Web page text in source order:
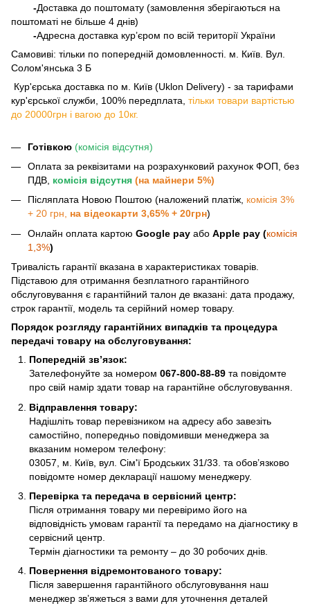
-Доставка до поштомату (замовлення зберігаються на
поштоматі не більше 4 днів)
-Адресна доставка кур’єром по всій території України
Самовиві: тільки по попередній домовленності. м. Київ. Вул.
Солом'янська 3 Б
​​​​​​ Кур'єрська доставка по м. Київ (Uklon Delivery) - за тарифами
кур'єрської служби, 100% передплата, тільки товари вартістью
до 20000грн і вагою до 10кг.
Готівкою (комісія відсутня)
Оплата за реквізитами на розрахунковий рахунок ФОП, без
ПДВ, комісія відсутня (на майнери 5%)
Післяплата Новою Поштою (наложений платіж, комісія 3%
+ 20 грн, на відеокарти 3,65% + 20грн)
Онлайн оплата картою Google pay або Apple pay (комісія
1,3%)
Тривалість гарантії вказана в характеристиках товарів.
Підставою для отримання безплатного гарантійного
обслуговування є гарантійний талон де вказані: дата продажу,
строк гарантії, модель та серійний номер товару.
Порядок розгляду гарантійних випадків та процедура
передачі товару на обслуговування:
Попередній зв’язок:
Зателефонуйте за номером 067-800-88-89 та повідомте
про свій намір здати товар на гарантійне обслуговування.
Відправлення товару:
Надішліть товар перевізником на адресу або завезіть
самостійно, попередньо повідомивши менеджера за
вказаним номером телефону:
03057, м. Київ, вул. Сім'ї Бродських 31/33. та обов’язково
повідомте номер декларації нашому менеджеру.
Перевірка та передача в сервісний центр:
Після отримання товару ми перевіримо його на
відповідність умовам гарантії та передамо на діагностику в
сервісний центр.
Термін діагностики та ремонту – до 30 робочих днів.
Повернення відремонтованого товару:
Після завершення гарантійного обслуговування наш
менеджер зв’яжеться з вами для уточнення деталей